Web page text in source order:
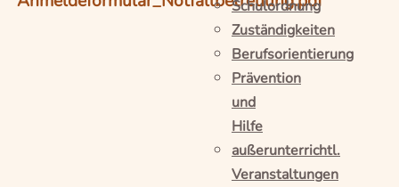
Schulordnung
Zuständigkeiten
Berufsorientierung
Prävention
und
Hilfe
außerunterrichtl.
Veranstaltungen